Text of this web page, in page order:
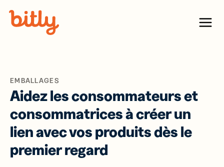
Menu
EMBALLAGES
Aidez les consommateurs et
consommatrices à créer un
lien avec vos produits dès le
premier regard